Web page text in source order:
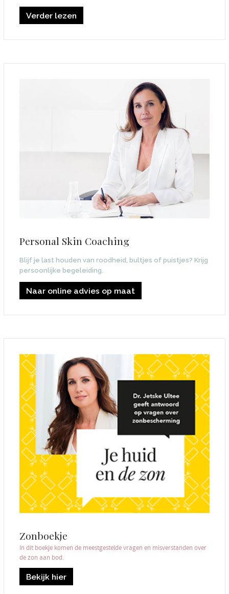
Verder lezen
Personal Skin Coaching
Blijf je last houden van roodheid, bultjes of puistjes? Krijg
persoonlijke begeleiding.
Naar online advies op maat
Zonboekje
In dit boekje komen de meestgestelde vragen en misverstanden over
de zon aan bod.
Bekijk hier